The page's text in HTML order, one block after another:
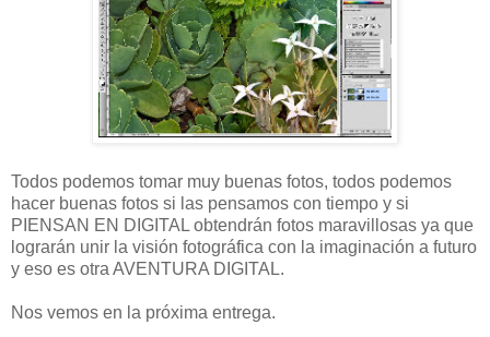
Todos podemos tomar muy buenas fotos, todos podemos
hacer buenas fotos si las pensamos con tiempo y si
PIENSAN EN DIGITAL obtendrán fotos maravillosas ya que
lograrán unir la visión fotográfica con la imaginación a futuro
y eso es otra AVENTURA DIGITAL.
Nos vemos en la próxima entrega.